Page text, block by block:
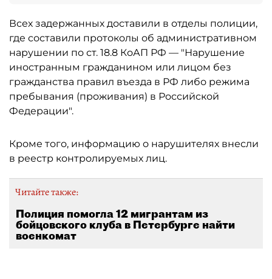
Всех задержанных доставили в отделы полиции,
где составили протоколы об административном
нарушении по ст. 18.8 КоАП РФ — "Нарушение
иностранным гражданином или лицом без
гражданства правил въезда в РФ либо режима
пребывания (проживания) в Российской
Федерации".
Кроме того, информацию о нарушителях внесли
в реестр контролируемых лиц.
Читайте также:
Полиция помогла 12 мигрантам из
бойцовского клуба в Петербурге найти
военкомат